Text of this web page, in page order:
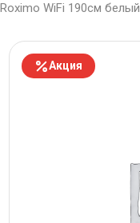
Roximo WiFi 190см белый
Акция